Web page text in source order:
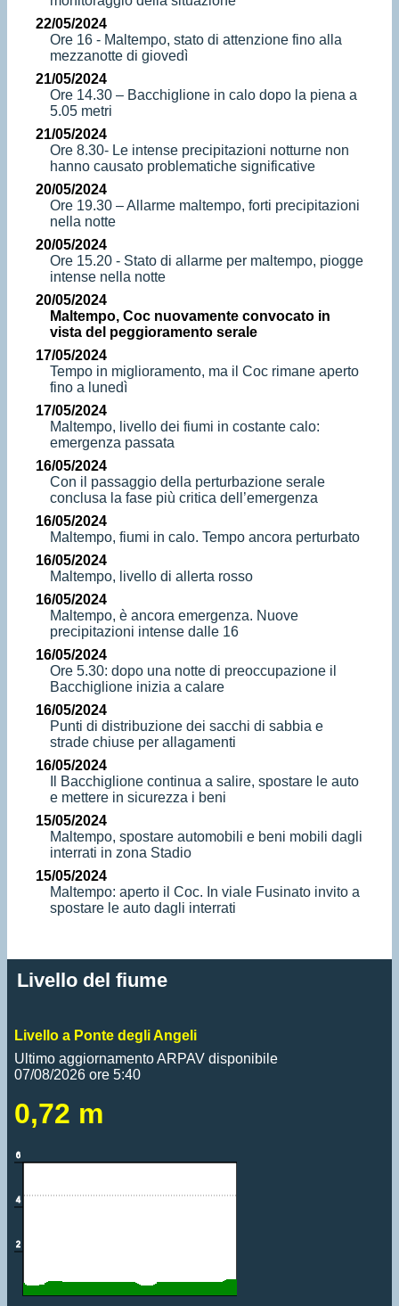
22/05/2024
Ore 16 - Maltempo, stato di attenzione fino alla
mezzanotte di giovedì
21/05/2024
Ore 14.30 – Bacchiglione in calo dopo la piena a
5.05 metri
21/05/2024
Ore 8.30- Le intense precipitazioni notturne non
hanno causato problematiche significative
20/05/2024
Ore 19.30 – Allarme maltempo, forti precipitazioni
nella notte
20/05/2024
Ore 15.20 - Stato di allarme per maltempo, piogge
intense nella notte
20/05/2024
Maltempo, Coc nuovamente convocato in
vista del peggioramento serale
17/05/2024
Tempo in miglioramento, ma il Coc rimane aperto
fino a lunedì
17/05/2024
Maltempo, livello dei fiumi in costante calo:
emergenza passata
16/05/2024
Con il passaggio della perturbazione serale
conclusa la fase più critica dell’emergenza
16/05/2024
Maltempo, fiumi in calo. Tempo ancora perturbato
16/05/2024
Maltempo, livello di allerta rosso
16/05/2024
Maltempo, è ancora emergenza. Nuove
precipitazioni intense dalle 16
16/05/2024
Ore 5.30: dopo una notte di preoccupazione il
Bacchiglione inizia a calare
16/05/2024
Punti di distribuzione dei sacchi di sabbia e
strade chiuse per allagamenti
16/05/2024
Il Bacchiglione continua a salire, spostare le auto
e mettere in sicurezza i beni
15/05/2024
Maltempo, spostare automobili e beni mobili dagli
interrati in zona Stadio
15/05/2024
Maltempo: aperto il Coc. In viale Fusinato invito a
spostare le auto dagli interrati
Livello del fiume
Livello a Ponte degli Angeli
Ultimo aggiornamento ARPAV disponibile
07/08/2026 ore 5:40
0,72 m